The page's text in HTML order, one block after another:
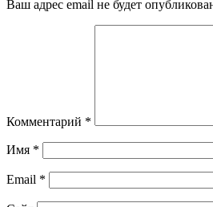
Ваш адрес email не будет
Комментарий *
Имя *
Email *